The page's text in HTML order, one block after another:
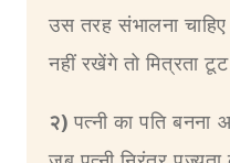
उस तरह संभालना
नहीं रखेंगे तो मित्रता टूट
२) पत्नी का पति बनना